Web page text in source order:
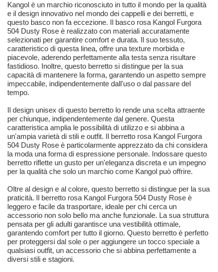
Kangol è un marchio riconosciuto in tutto il mondo per la qualità
e il design innovativo nel mondo dei cappelli e dei berretti, e
questo basco non fa eccezione. Il basco rosa Kangol Furgora
504 Dusty Rose è realizzato con materiali accuratamente
selezionati per garantire comfort e durata. Il suo tessuto,
caratteristico di questa linea, offre una texture morbida e
piacevole, aderendo perfettamente alla testa senza risultare
fastidioso. Inoltre, questo berretto si distingue per la sua
capacità di mantenere la forma, garantendo un aspetto sempre
impeccabile, indipendentemente dall'uso o dal passare del
tempo.
Il design unisex di questo berretto lo rende una scelta attraente
per chiunque, indipendentemente dal genere. Questa
caratteristica amplia le possibilità di utilizzo e si abbina a
un'ampia varietà di stili e outfit. Il berretto rosa Kangol Furgora
504 Dusty Rose è particolarmente apprezzato da chi considera
la moda una forma di espressione personale. Indossare questo
berretto riflette un gusto per un'eleganza discreta e un impegno
per la qualità che solo un marchio come Kangol può offrire.
Oltre al design e al colore, questo berretto si distingue per la sua
praticità. Il berretto rosa Kangol Furgora 504 Dusty Rose è
leggero e facile da trasportare, ideale per chi cerca un
accessorio non solo bello ma anche funzionale. La sua struttura
pensata per gli adulti garantisce una vestibilità ottimale,
garantendo comfort per tutto il giorno. Questo berretto è perfetto
per proteggersi dal sole o per aggiungere un tocco speciale a
qualsiasi outfit, un accessorio che si abbina perfettamente a
diversi stili e stagioni.